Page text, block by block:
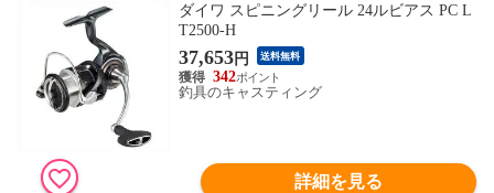
ダイワ スピニングリール 24ルビアス PC L
T2500-H
37,653円 送料無料
342
釣具のキャスティング
詳細を見る